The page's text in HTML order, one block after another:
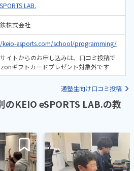
LAB.
株式会社
keio-esports.com/school/programming/
イトからのお申し込みは、口コミ投稿で
ギフトカードプレゼント対象外です
通塾生向け口コミ投稿
のKEIO eSPORTS LAB.の教